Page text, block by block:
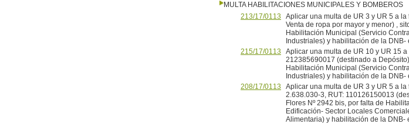
MULTA HABILITACIONES MUNICIPALES Y BOMBEROS
213/17/0113
Aplicar una multa de UR 3 y UR 5 a
Venta de ropa por mayor y menor) ,
Habilitación Municipal (Servicio
Industriales) y habilitación de la
215/17/0113
Aplicar una multa de UR 10 y UR 15
212385690017 (destinado a
Habilitación Municipal (Servicio
Industriales) y habilitación de la
208/17/0113
Aplicar una multa de UR 3 y UR 5 a
2.638.030-3, RUT: 110126150013
Flores Nº 2942 bis, por falta de
Edificación- Sector Locales
Alimentaria) y habilitación de la